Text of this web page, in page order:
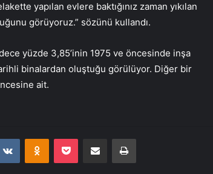
yapılan evlere baktığınız zaman yıkılan
görüyoruz.” sözünü kullandı.
yüzde 3,85’inin 1975 ve öncesinde inşa
binalardan oluştuğu görülüyor. Diğer bir
ait.
VKontakteOdnoklassniki
Pocket E-Posta ile paylaş Yazdır